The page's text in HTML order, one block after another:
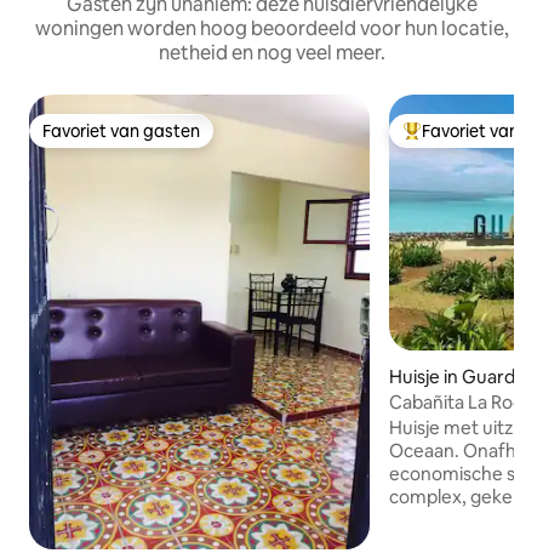
woningen worden hoog beoordeeld voor hun locatie,
netheid en nog veel meer.
Favoriet van gasten
Favoriet van gasten Topfavoriet van
Favoriet van
Huisje in
Cabañita La
Guardalavaca!
Huisje met
Oceaan.
economische
complex,